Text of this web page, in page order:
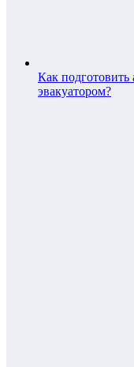
Как подготовить
эвакуатором?